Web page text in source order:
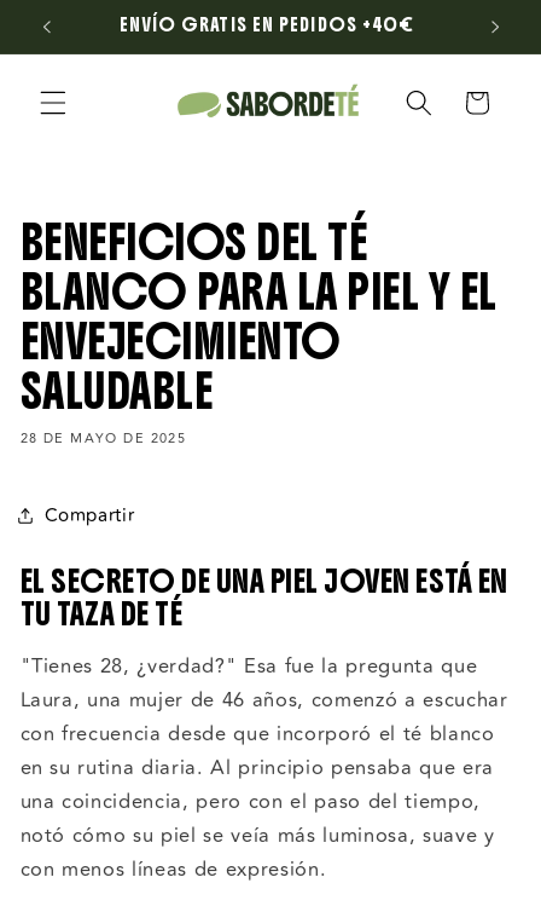
directamente
al contenido
ENVÍO GRATIS EN PEDIDOS +40€
Carrito
BENEFICIOS DEL TÉ
BLANCO PARA LA PIEL Y EL
ENVEJECIMIENTO
SALUDABLE
28 DE MAYO DE 2025
Compartir
EL SECRETO DE UNA PIEL JOVEN ESTÁ EN
TU TAZA DE TÉ
"Tienes 28, ¿verdad?" Esa fue la pregunta que
Laura, una mujer de 46 años, comenzó a escuchar
con frecuencia desde que incorporó el té blanco
en su rutina diaria. Al principio pensaba que era
una coincidencia, pero con el paso del tiempo,
notó cómo su piel se veía más luminosa, suave y
con menos líneas de expresión.